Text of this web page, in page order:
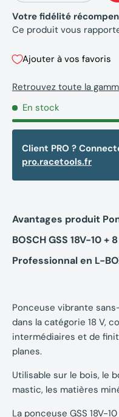
Votre fidélité
Ce produit vous
Ajouter à vos favoris
Retrouvez toute la
En stock
Client PRO ?
pro.racetools.fr
Avantages produit
BOSCH GSS 18V-10
Professionnal en L-
Ponceuse vibrante
dans la catégorie 18 V,
intermédiaires et de
planes.
Utilisable sur le bois, le
mastic, les matières
La ponceuse GSS 18V-